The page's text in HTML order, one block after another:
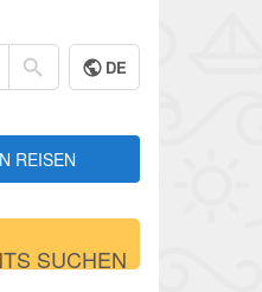
DE
REISEN
SUCHEN